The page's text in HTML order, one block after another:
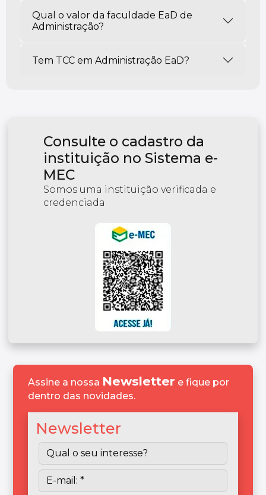
Qual o valor da faculdade EaD de
Administração?
Tem TCC em Administração EaD?
Consulte o cadastro da
instituição no Sistema e-
MEC
Somos uma instituição verificada e
credenciada
Assine a nossa Newsletter e fique por
dentro das novidades.
Newsletter